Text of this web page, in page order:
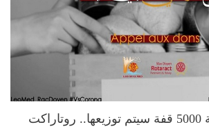
صفاقس: من جملة 5000 قفة سيتم توزيعها.. روتاراكت